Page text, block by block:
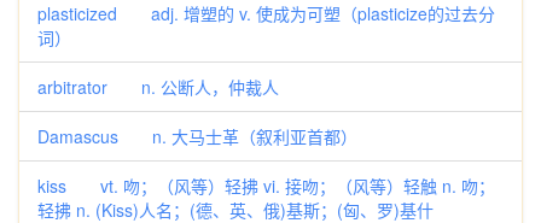
plasticized adj. 增塑的 v. 使成为可塑（plasticize的过去分
词）
arbitrator n. 公断人，仲裁人
Damascus n. 大马士革（叙利亚首都）
kiss vt. 吻；（风等）轻拂 vi. 接吻；（风等）轻触 n. 吻；
轻拂 n. (Kiss)人名；(德、英、俄)基斯；(匈、罗)基什